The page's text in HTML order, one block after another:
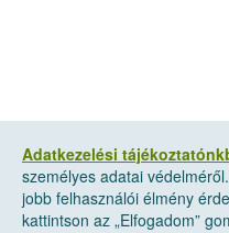
Adatkezelési
személyes adatai
jobb felhasználói élmény
kattintson az „Elfogadom”